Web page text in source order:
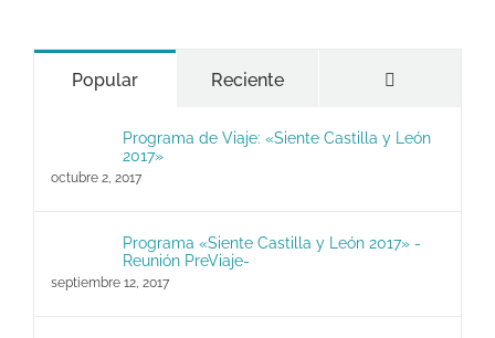
Popular Reciente
Programa de Viaje: «Siente Castilla y León
2017»
octubre 2, 2017
Programa «Siente Castilla y León 2017» -
Reunión PreViaje-
septiembre 12, 2017